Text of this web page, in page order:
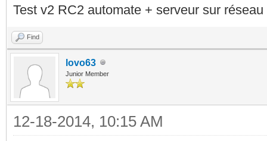
Test v2 RC2 automate + serveur sur
Find
lovo63
Junior Member
12-18-2014, 10:15 AM